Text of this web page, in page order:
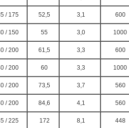
/ 175 52,5 3,1 600
/ 150 55 3,0 1000
/ 200 61,5 3,3 600
/ 200 60 3,3 1000
/ 200 73,5 3,7 560
/ 200 84,6 4,1 560
/ 225 172 8,1 448